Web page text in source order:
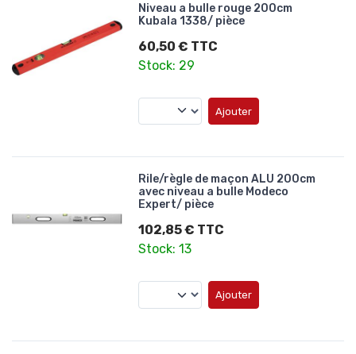
Niveau a bulle rouge 200cm
Kubala 1338/ pièce
60,50 € TTC
Stock: 29
Ajouter
Rile/règle de maçon ALU 200cm
avec niveau a bulle Modeco
Expert/ pièce
102,85 € TTC
Stock: 13
Ajouter